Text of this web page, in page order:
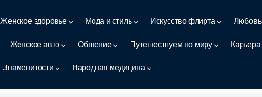
Женское здоровье Мода и стиль Искусство флирта Любовь
Женское авто Общение Путешествуем по миру Карьера
Знаменитости Народная медицина